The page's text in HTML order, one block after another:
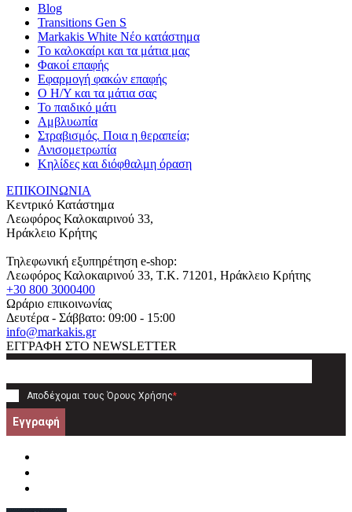
Blog
Transitions Gen S
Markakis White Νέο κατάστημα
Το καλοκαίρι και τα μάτια μας
Φακοί επαφής
Εφαρμογή φακών επαφής
Ο Η/Υ και τα μάτια σας
Το παιδικό μάτι
Αμβλυωπία
Στραβισμός. Ποια η θεραπεία;
Ανισομετρωπία
Κηλίδες και διόφθαλμη όραση
ΕΠΙΚΟΙΝΩΝΙΑ
Κεντρικό Κατάστημα
Λεωφόρος Καλοκαιρινού 33,
Ηράκλειο Κρήτης
Τηλεφωνική εξυπηρέτηση e-shop:
Λεωφόρος Καλοκαιρινού 33, T.K. 71201 , Ηράκλειο Κρήτης
+30 800 3000400
Ωράριο επικοινωνίας
Δευτέρα - Σάββατο: 09:00 - 15:00
info@markakis.gr
ΕΓΓΡΑΦΗ ΣΤΟ NEWSLETTER
Αποδέχομαι τους Όρους Χρήσης*
Εγγραφή